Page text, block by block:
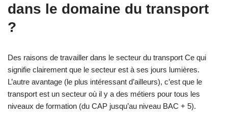
dans le domaine du transport
?
Des raisons de travailler dans le secteur du transport Ce qui
signifie clairement que le secteur est à ses jours lumières.
L’autre avantage (le plus intéressant d’ailleurs), c’est que le
transport est un secteur où il y a des métiers pour tous les
niveaux de formation (du CAP jusqu’au niveau BAC + 5).